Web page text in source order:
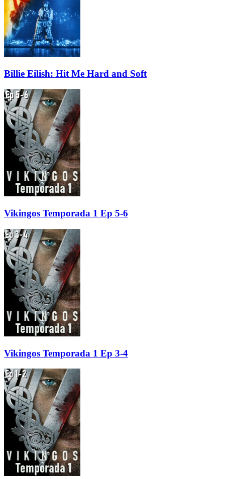
Billie Eilish: Hit Me Hard and Soft
Vikingos Temporada 1 Ep 5-6
Vikingos Temporada 1 Ep 3-4